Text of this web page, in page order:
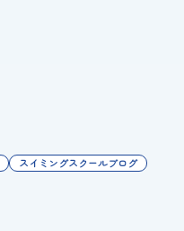
スイミングスクールブログ